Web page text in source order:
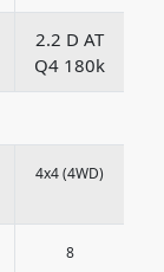
2.2 D AT
Q4 180k
4x4 (4WD)
8